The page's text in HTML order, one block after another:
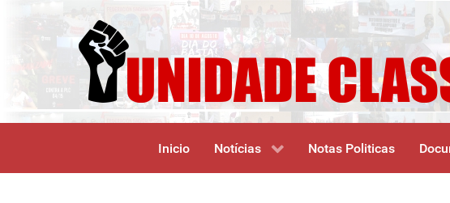
Inicio Notícias Notas Politicas